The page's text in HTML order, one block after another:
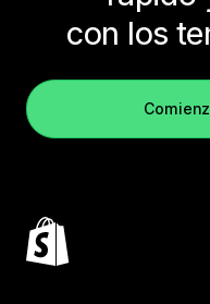
con los